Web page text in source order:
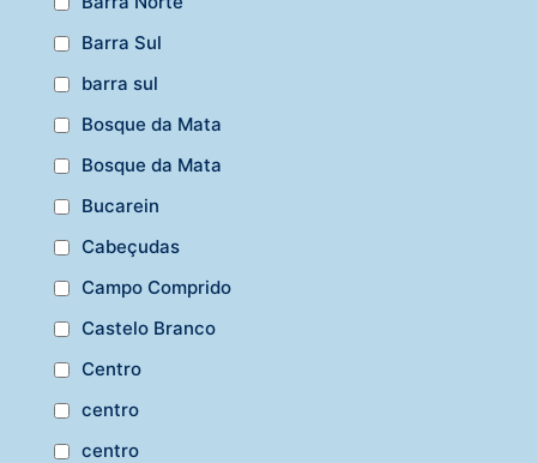
Barra Sul
barra sul
Bosque da Mata
Bosque da Mata
Bucarein
Cabeçudas
Campo Comprido
Castelo Branco
Centro
centro
centro